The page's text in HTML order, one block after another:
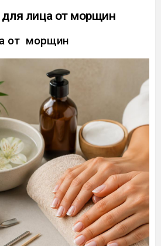
лица от морщин
от морщин